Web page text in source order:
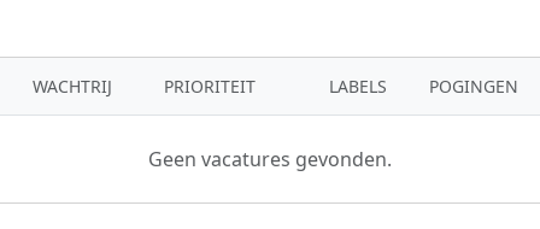
WACHTRIJ PRIORITEIT LABELS POGINGEN
Geen vacatures gevonden.